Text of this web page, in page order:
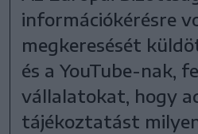
információkérésre
megkeresését
és a YouTube-nak,
vállalatokat, hogy
tájékoztatást